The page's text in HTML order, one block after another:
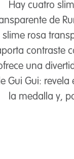
Hay cuatro
de
slime rosa
contraste
una
Gui Gui:
la medalla y,